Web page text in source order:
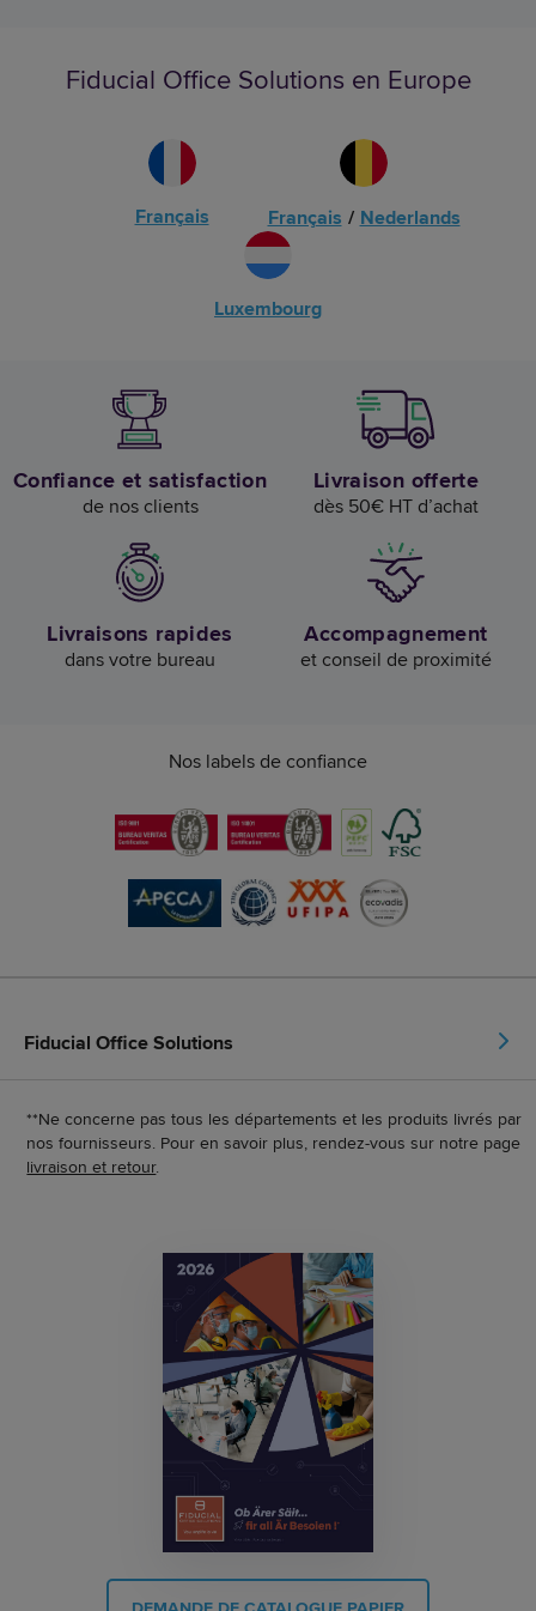
Fiducial Office Solutions en Europe
Français Français / Nederlands
Luxembourg
Confiance et satisfaction
de nos clients
Livraison offerte
dès 50€ HT d’achat
Livraisons rapides
dans votre bureau
Accompagnement
et conseil de proximité
Nos labels de confiance
Fiducial Office Solutions
**Ne concerne pas tous les départements et les produits livrés par
nos fournisseurs. Pour en savoir plus, rendez-vous sur notre page
livraison et retour.